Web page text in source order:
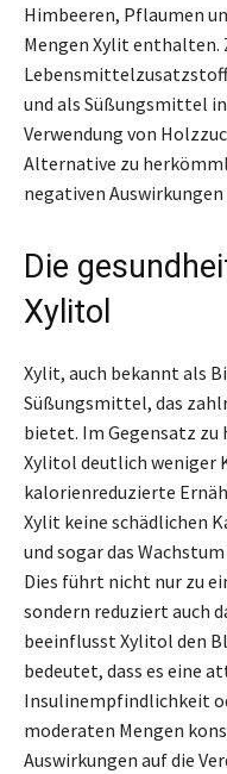
Himbeeren, Pflaumen
Mengen Xylit enthalten.
und als Süßungsmittel
Verwendung von
Alternative zu
negativen
Die
Xylitol
Xylit, auch bekannt als
Süßungsmittel, das
bietet. Im Gegensatz
Xylitol deutlich weniger
kalorienreduzierte
Xylit keine schädlichen
und sogar das
Dies führt nicht nur zu
sondern reduziert auch
beeinflusst Xylitol den
bedeutet, dass es eine
Insulinempfindlichkeit
moderaten Mengen
Auswirkungen auf die